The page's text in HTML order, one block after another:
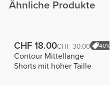
Ähnliche Produkte
CHF 18.00CHF 30.00 40%
Contour Mittellange
Shorts mit hoher Taille